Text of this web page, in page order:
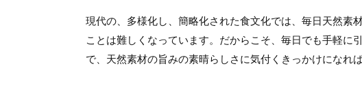
現代の、多様化し、簡略化された食文化では、毎日天然素
ことは難しくなっています。だからこそ、毎日でも手軽に
で、天然素材の旨みの素晴らしさに気付くきっかけになれば